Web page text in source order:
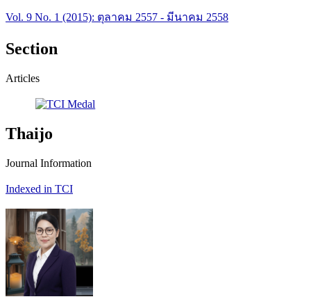
Vol. 9 No. 1 (2015): ตุลาคม 2557 - มีนาคม 2558
Section
Articles
Thaijo
Journal Information
Indexed in TCI